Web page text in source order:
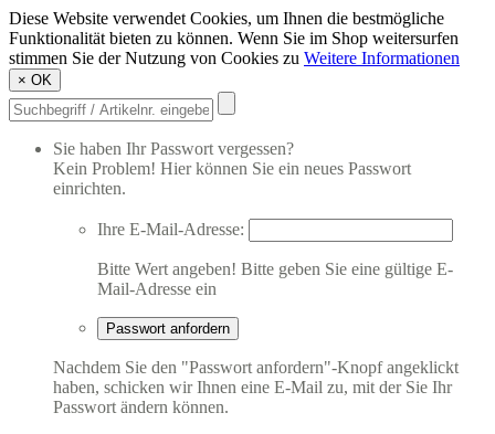
Diese Website verwendet Cookies, um Ihnen die bestmögliche
Funktionalität bieten zu können. Wenn Sie im Shop weitersurfen
stimmen Sie der Nutzung von Cookies zu Weitere Informationen
× OK
Sie haben Ihr Passwort vergessen?
Kein Problem! Hier können Sie ein neues Passwort
einrichten.
Ihre E-Mail-Adresse:
Bitte Wert angeben! Bitte geben Sie eine gültige E-
Mail-Adresse ein
Passwort anfordern
Nachdem Sie den "Passwort anfordern"-Knopf angeklickt
haben, schicken wir Ihnen eine E-Mail zu, mit der Sie Ihr
Passwort ändern können.